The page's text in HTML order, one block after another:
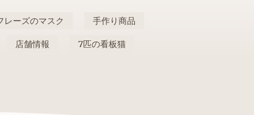
レーズのマスク 手作り商品
店舗情報 7匹の看板猫